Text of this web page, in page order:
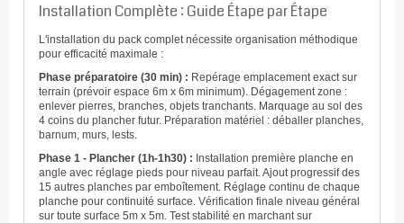
Installation Complète : Guide Étape par Étape
L'installation du pack complet nécessite organisation méthodique
pour efficacité maximale :
Phase préparatoire (30 min) : Repérage emplacement exact sur
terrain (prévoir espace 6m x 6m minimum). Dégagement zone :
enlever pierres, branches, objets tranchants. Marquage au sol des
4 coins du plancher futur. Préparation matériel : déballer planches,
barnum, murs, lests.
Phase 1 - Plancher (1h-1h30) : Installation première planche en
angle avec réglage pieds pour niveau parfait. Ajout progressif des
15 autres planches par emboîtement. Réglage continu de chaque
planche pour continuité surface. Vérification finale niveau général
sur toute surface 5m x 5m. Test stabilité en marchant sur